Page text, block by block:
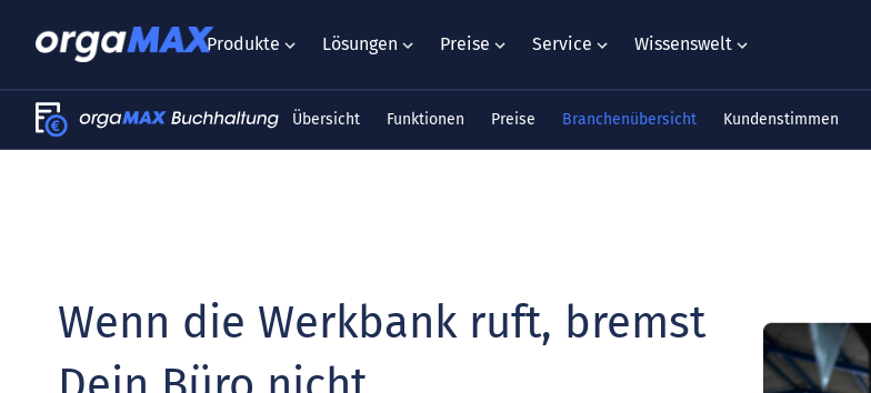
Produkte Lösungen Preise Service Wissenswelt
Übersicht Funktionen Preise Branchenübersicht Kundenstimmen
Wenn die Werkbank ruft, bremst